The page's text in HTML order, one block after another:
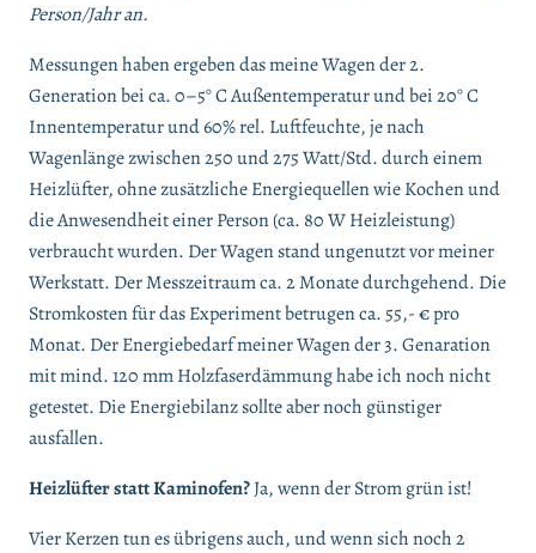
Person/Jahr an.
Messungen haben ergeben das meine Wagen der 2.
Generation bei ca. 0–5° C Außentemperatur und bei 20° C
Innentemperatur und 60% rel. Luftfeuchte, je nach
Wagenlänge zwischen 250 und 275 Watt/Std. durch einem
Heizlüfter, ohne zusätzliche Energiequellen wie Kochen und
die Anwesendheit einer Person (ca. 80 W Heizleistung)
verbraucht wurden. Der Wagen stand ungenutzt vor meiner
Werkstatt. Der Messzeitraum ca. 2 Monate durchgehend. Die
Stromkosten für das Experiment betrugen ca. 55,- € pro
Monat. Der Energiebedarf meiner Wagen der 3. Genaration
mit mind. 120 mm Holzfaserdämmung habe ich noch nicht
getestet. Die Energiebilanz sollte aber noch günstiger
ausfallen.
Heizlüfter statt Kaminofen?Ja, wenn der Strom grün ist!
Vier Kerzen tun es übrigens auch, und wenn sich noch 2